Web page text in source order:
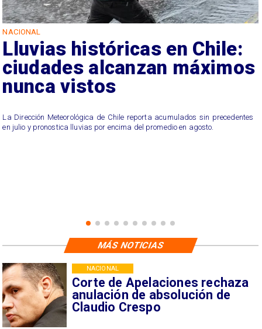
NACIONAL
Lluvias históricas en Chile:
ciudades alcanzan máximos
nunca vistos
La Dirección Meteorológica de Chile reporta acumulados sin precedentes
en julio y pronostica lluvias por encima del promedio en agosto.
Corte de Apelaciones rechaza
anulación de absolución de
Claudio Crespo
NACIONAL
MÁS NOTICIAS